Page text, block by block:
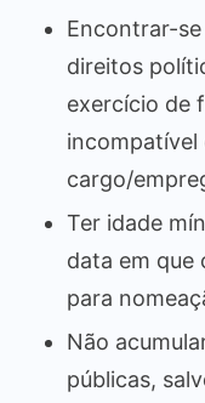
Encontrar-
direitos
exercício de
incompatível
cargo/
Ter idade
data em
para
Não
públicas,